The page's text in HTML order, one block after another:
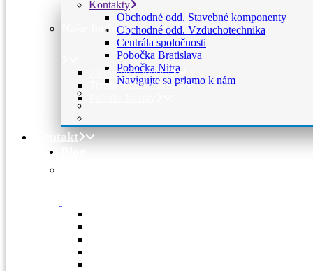
Kontakty
Obchodné odd. Stavebné komponenty
Obchodné odd. Vzduchotechnika
Centrála spoločnosti
Pobočka Bratislava
Pobočka Nitra
Navigujte sa priamo k nám
Naše hodnoty
Základné hodnoty
Trvalá udržateľnosť
Kontakt